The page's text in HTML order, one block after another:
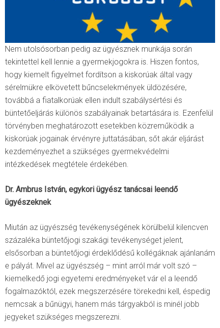
Nem utolsósorban pedig az ügyésznek munkája során
tekintettel kell lennie a gyermekjogokra is. Hiszen fontos,
hogy kiemelt figyelmet fordítson a kiskorúak által vagy
sérelmükre elkövetett bűncselekmények üldözésére,
továbbá a fiatalkorúak ellen indult szabálysértési és
büntetőeljárás különös szabályainak betartására is. Ezenfelül
törvényben meghatározott esetekben közreműködik a
kiskorúak jogainak érvényre juttatásában, sőt akár eljárást
kezdeményezhet a szükséges gyermekvédelmi
intézkedések megtétele érdekében.
Dr. Ambrus István, egykori ügyész tanácsai leendő
ügyészeknek
Miután az ügyészség tevékenységének körülbelül kilencven
százaléka büntetőjogi szakági tevékenységet jelent,
elsősorban a büntetőjogi érdeklődésű kollégáknak ajánlanám
e pályát. Mivel az ügyészség – mint arról már volt szó –
kiemelkedő jogi egyetemi eredményeket vár el a leendő
fogalmazóktól, ezek megszerzésére törekedni kell, éspedig
nemcsak a bűnügyi, hanem más tárgyakból is minél jobb
jegyeket szükséges megszerezni.